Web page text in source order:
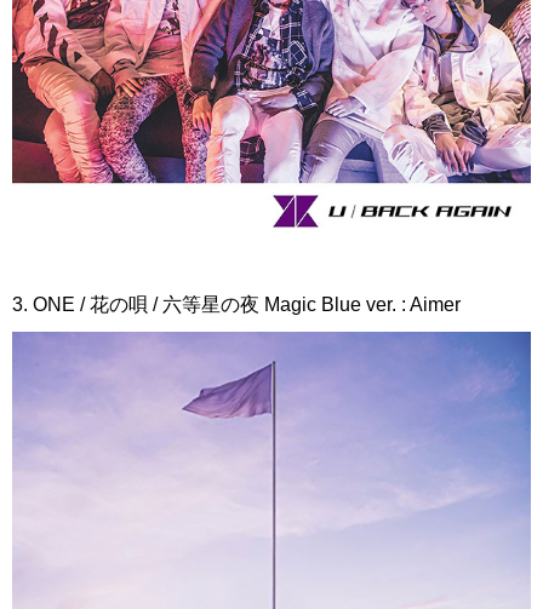
3. ONE / 花の唄 / 六等星の夜 Magic Blue ver. : Aimer